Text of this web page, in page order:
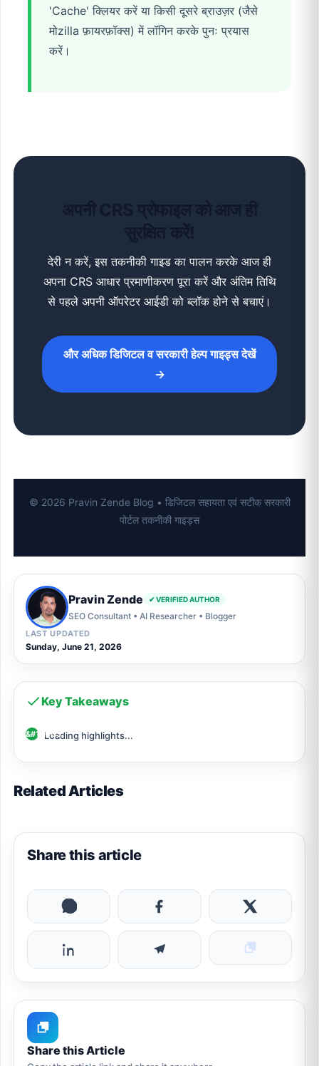
'Cache' क्लियर करें या किसी दूसरे ब्राउज़र (जैसे
मोzilla फ़ायरफ़ॉक्स) में लॉगिन करके पुनः प्रयास
करें।
देरी न करें, इस तकनीकी गाइड का पालन करके आज ही
अपना CRS आधार प्रमाणीकरण पूरा करें और अंतिम तिथि
से पहले अपनी ऑपरेटर आईडी को ब्लॉक होने से बचाएं।
और अधिक डिजिटल व सरकारी हेल्प गाइड्स देखें
→
© 2026 Pravin Zende Blog • डिजिटल सहायता एवं सटीक सरकारी
पोर्टल तकनीकी गाइड्स
Pravin Zende ✔ VERIFIED AUTHOR
SEO Consultant • AI Researcher • Blogger
LAST UPDATED
Sunday, June 21, 2026
Key Takeaways
Loading highlights...
Related Articles
Share this article
Share this Article